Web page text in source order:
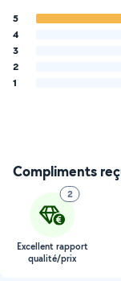
5
4
3
2
1
Compliments
2
Excellent rapport
qualité/prix